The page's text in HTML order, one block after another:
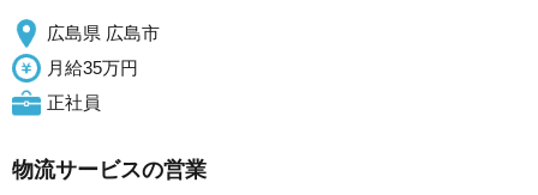
広島県 広島市
月給35万円
正社員
物流サービスの営業